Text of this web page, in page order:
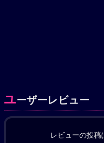
ユーザーレビュー
レビューの投稿